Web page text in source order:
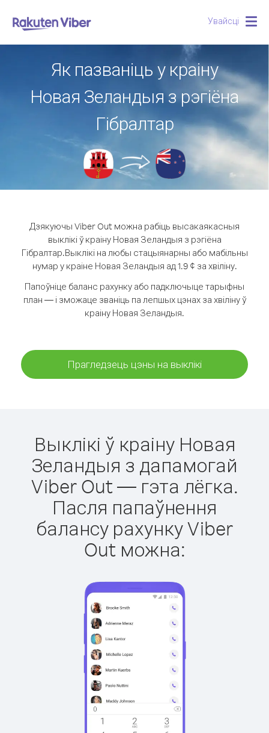
Увайсці
Як пазваніць у краіну
Новая Зеландыя з рэгіёна
Гібралтар
Дзякуючы Viber Out можна рабіць высакаякасныя
выклікі ў краіну Новая Зеландыя з рэгіёна
Гібралтар.Выклікі на любы стацыянарны або мабільны
нумар у краіне Новая Зеландыя ад 1.9 ¢ за хвіліну.
Папоўніце баланс рахунку або падключыце тарыфны
план — і зможаце званіць па лепшых цэнах за хвіліну ў
краіну Новая Зеландыя.
Прагледзець цэны на выклікі
Выклікі ў краіну Новая
Зеландыя з дапамогай
Viber Out — гэта лёгка.
Пасля папаўнення
балансу рахунку Viber
Out можна: